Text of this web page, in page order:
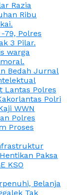
Razia
Ribu
79, Polres
3 Pilar.
warga
Bedah Jurnal
Lantas Polres
Polri
WWN
Polres
Proses
Paksa
KSO
Belanja
Tak